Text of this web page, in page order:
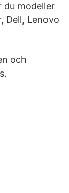
modeller
Dell, Lenovo
och